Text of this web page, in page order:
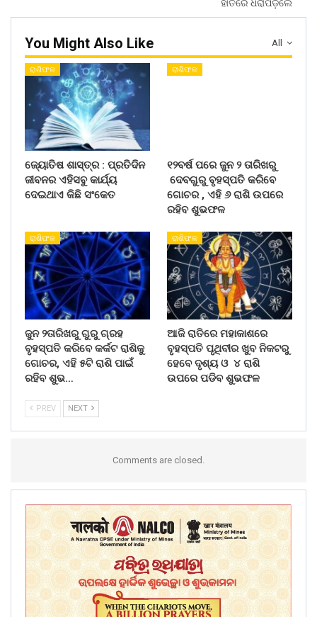
ହାତରେ ଧରାପଡ଼ିଲେ
All
You Might Also Like
ରାଶିଫଳ
ଜ୍ୟୋତିଷ ଶାସ୍ତ୍ର : ପ୍ରତିଦିନ
ଜୀବନର ଏହିସବୁ କାର୍ଯ୍ୟ
ଦେଇଥାଏ କିଛି ସଂକେତ
ରାଶିଫଳ
୧୨ବର୍ଷ ପରେ ଜୁନ ୨ ତାରିଖରୁ
ଦେବଗୁରୁ ବୃହସ୍ପତି କରିବେ
ଗୋଚର , ଏହି ୬ ରାଶି ଉପରେ
ରହିବ ଶୁଭଫଳ
ରାଶିଫଳ
ଜୁନ ୨ତାରିଖରୁ ଗୁରୁ ଗ୍ରହ
ବୃହସ୍ପତି କରିବେ କର୍କଟ ରାଶିକୁ
ଗୋଚର, ଏହି ୫ଟି ରାଶି ପାଇଁ
ରହିବ ଶୁଭ…
ରାଶିଫଳ
ଆଜି ରାତିରେ ମହାକାଶରେ
ବୃହସ୍ପତି ପୃଥିବୀର ଖୁବ ନିକଟରୁ
ହେବେ ଦୃଶ୍ୟ ଓ ୪ ରାଶି
ଉପରେ ପଡିବ ଶୁଭଫଳ
PREV NEXT
Comments are closed.